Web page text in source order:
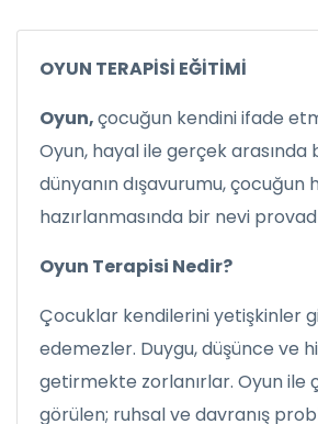
OYUN TERAPİSİ EĞİTİMİ
Oyun,çocuğun kendini ifade
Oyun, hayal ile gerçek arasında
dünyanın dışavurumu, çocuğun
hazırlanmasında bir nevi
Oyun Terapisi Nedir?
Çocuklar kendilerini yetişkinler
edemezler. Duygu, düşünce ve
getirmekte zorlanırlar. Oyun ile
görülen; ruhsal ve davranış